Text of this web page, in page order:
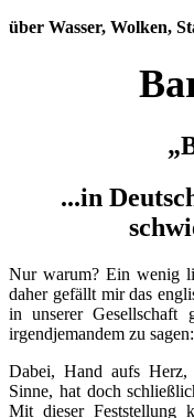
über Wasser, Wolken,
...in
Nur warum? Ein wenig
daher gefällt mir das
in unserer Gesellschaft
irgendjemandem zu
Dabei, Hand aufs Herz,
Sinne, hat doch
Mit dieser Feststellung